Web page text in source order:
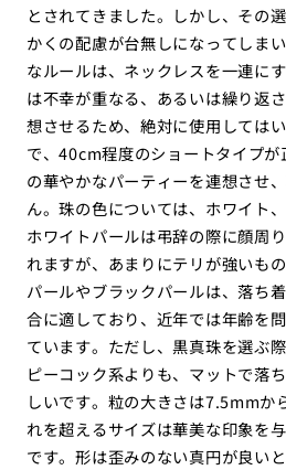
とされてきました。しかし、その
かくの配慮が台無しになってしま
なルールは、ネックレスを一連に
は不幸が重なる、あるいは繰り返
想させるため、絶対に使用しては
で、40cm程度のショートタイプ
の華やかなパーティーを連想させ
ん。珠の色については、ホワイト
ホワイトパールは弔辞の際に顔周
れますが、あまりにテリが強いも
パールやブラックパールは、落ち
合に適しており、近年では年齢を
ています。ただし、黒真珠を選ぶ
ピーコック系よりも、マットで落
しいです。粒の大きさは7.5mmか
れを超えるサイズは華美な印象を
です。形は歪みのない真円が良い